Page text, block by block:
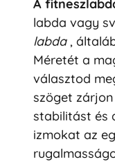
A
labda vagy
labda,
Méretét a
választod
szöget
stabilitást és
izmokat az